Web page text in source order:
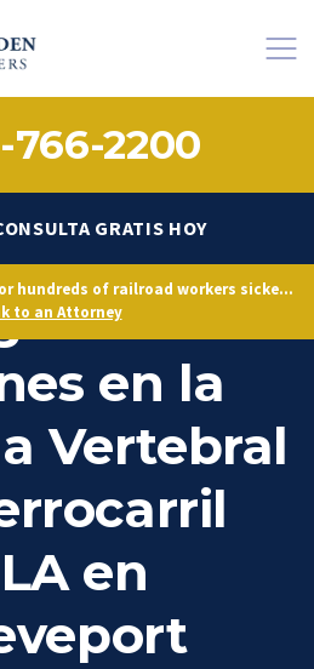
766-2200
GRATIS HOY
Poolson|Oden files claims for hundreds of railroad workers sickened by decades of toxic exposure, citing Norfolk Southern’s longstanding knowledge of hazardous conditions.
to an Attorneyde
en la
Vertebral
en